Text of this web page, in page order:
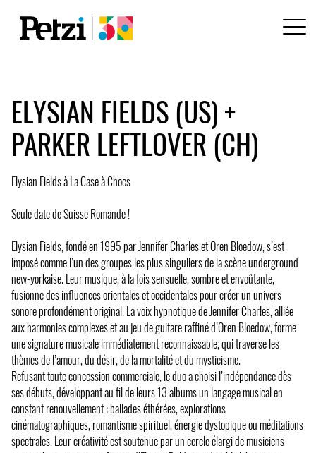
ELYSIAN FIELDS (US) +
PARKER LEFTLOVER (CH)
Elysian Fields à La Case à Chocs
Seule date de Suisse Romande !
Elysian Fields, fondé en 1995 par Jennifer Charles et Oren Bloedow, s’est
imposé comme l’un des groupes les plus singuliers de la scène underground
new-yorkaise. Leur musique, à la fois sensuelle, sombre et envoûtante,
fusionne des influences orientales et occidentales pour créer un univers
sonore profondément original. La voix hypnotique de Jennifer Charles, alliée
aux harmonies complexes et au jeu de guitare raffiné d’Oren Bloedow, forme
une signature musicale immédiatement reconnaissable, qui traverse les
thèmes de l’amour, du désir, de la mortalité et du mysticisme.
Refusant toute concession commerciale, le duo a choisi l’indépendance dès
ses débuts, développant au fil de leurs 13 albums un langage musical en
constant renouvellement : ballades éthérées, explorations
cinématographiques, romantisme spirituel, énergie dystopique ou méditations
spectrales. Leur créativité est soutenue par un cercle élargi de musiciens